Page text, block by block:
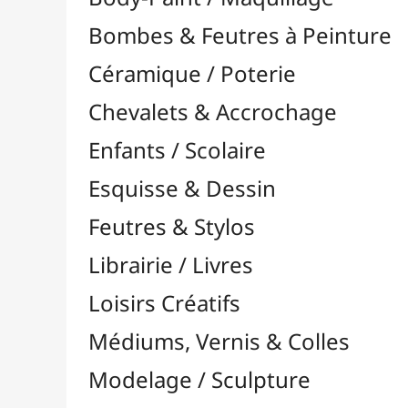
Feutres & Stylos
Librairie / Livres
Loisirs Créatifs
Médiums, Vernis & Colles
Modelage / Sculpture
Peintures / Couleurs
Aquarelle 
À l'Unité
Packs / Assortiments
Dorure
Gouache 
